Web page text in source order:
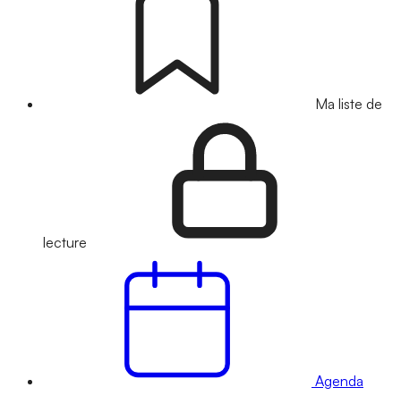
Ma liste de
lecture
Agenda